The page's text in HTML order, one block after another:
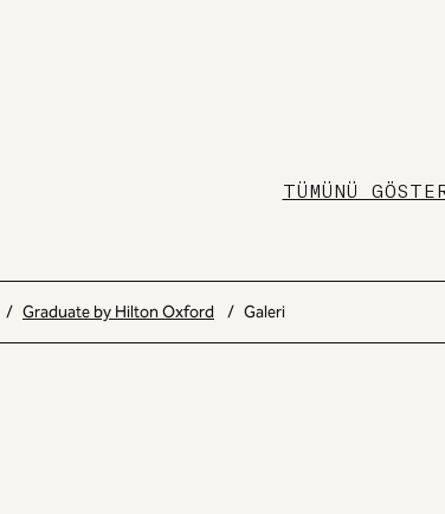
TÜMÜNÜ
/ Graduate by Hilton Oxford / Galeri